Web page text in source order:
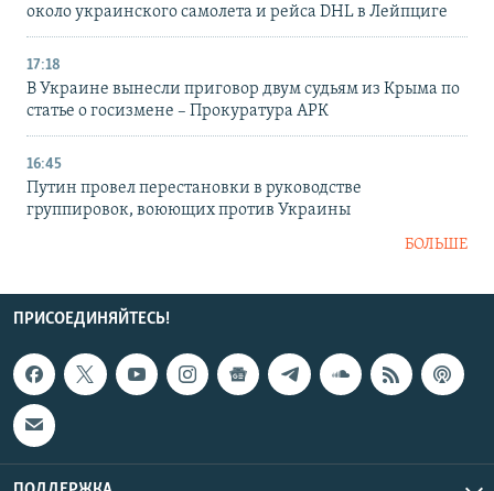
около украинского самолета и рейса DHL в Лейпциге
17:18
В Украине вынесли приговор двум судьям из Крыма по
статье о госизмене – Прокуратура АРК
16:45
Путин провел перестановки в руководстве
группировок, воюющих против Украины
БОЛЬШЕ
ПРИСОЕДИНЯЙТЕСЬ!